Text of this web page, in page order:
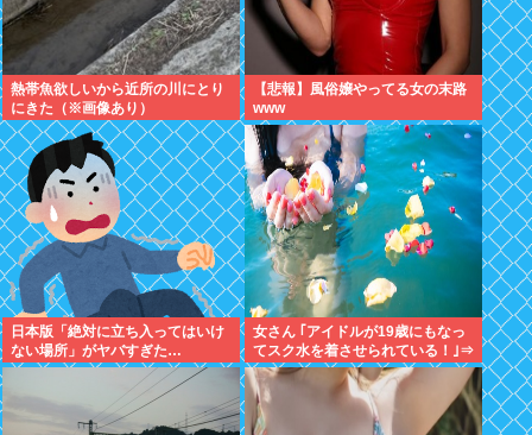
熱帯魚欲しいから近所の川にとり
にきた（※画像あり）
【悲報】風俗嬢やってる女の末路
www
日本版「絶対に立ち入ってはいけ
ない場所」がヤバすぎた…
女さん ｢アイドルが19歳にもなっ
てスク水を着させられている！｣⇒
結果ｗｗｗ